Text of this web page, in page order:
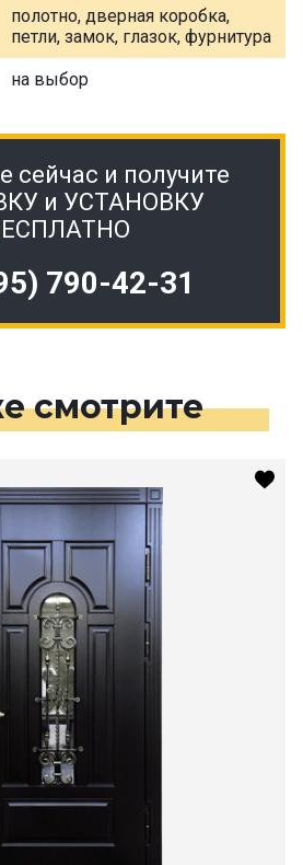
полотно, дверная коробка,
петли, замок, глазок, фурнитура
на выбор
сейчас и получите
и УСТАНОВКУ
790-42-31
смотрите